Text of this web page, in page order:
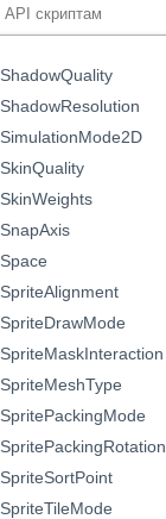
ShadowmaskMode
ShadowQuality
ShadowResolution
SimulationMode2D
SkinQuality
SkinWeights
SnapAxis
Space
SpriteAlignment
SpriteDrawMode
SpriteMaskInteraction
SpriteMeshType
SpritePackingMode
SpritePackingRotation
SpriteSortPoint
SpriteTileMode